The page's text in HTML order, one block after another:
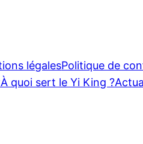
légalesPolitique de
À quoi sert le Yi King ?